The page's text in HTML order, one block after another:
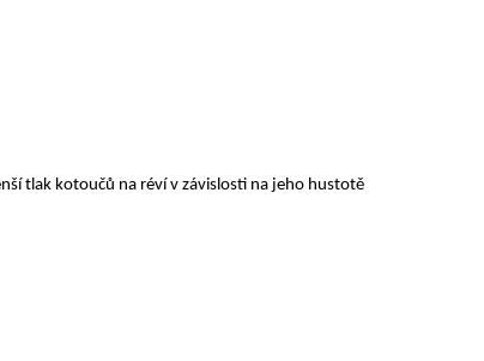
tlak kotoučů na réví v závislosti na jeho hustotě